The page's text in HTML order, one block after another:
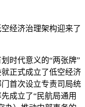
经济治理架构迎来了
时代意义的“两张牌”
正式成立了低空经济
首次设立专责司局统
成立了“民航局通用